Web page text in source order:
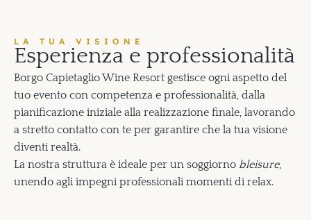
LA TUA VISIONE
Esperienza e professionalità
Borgo Capietaglio Wine Resort gestisce ogni aspetto del
tuo evento con competenza e professionalità, dalla
pianificazione iniziale alla realizzazione finale, lavorando
a stretto contatto con te per garantire che la tua visione
diventi realtà.
La nostra struttura è ideale per un soggiorno bleisure,
unendo agli impegni professionali momenti di relax.